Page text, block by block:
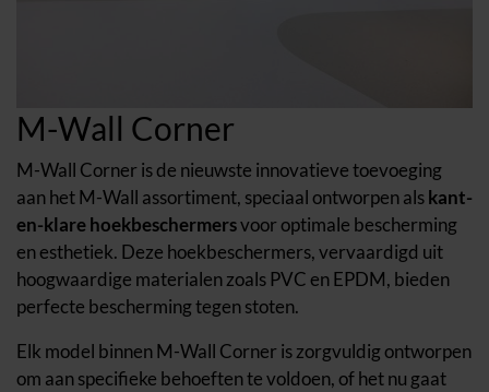
M-Wall Corner
M-Wall Corner is de nieuwste innovatieve toevoeging
aan het M-Wall assortiment, speciaal ontworpen alskant-
en-klare hoekbeschermersvoor optimale bescherming
en esthetiek. Deze hoekbeschermers, vervaardigd uit
hoogwaardige materialen zoals PVC en EPDM, bieden
perfecte bescherming tegen stoten.
Elk model binnen M-Wall Corner is zorgvuldig ontworpen
om aan specifieke behoeften te voldoen, of het nu gaat